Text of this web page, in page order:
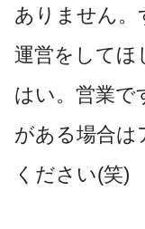
ありません。
運営をしてほ
はい。営業で
がある場合は
ください(笑)